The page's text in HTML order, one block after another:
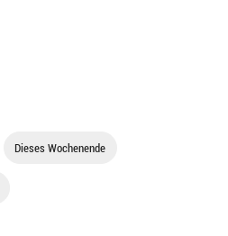
Dieses Wochenende